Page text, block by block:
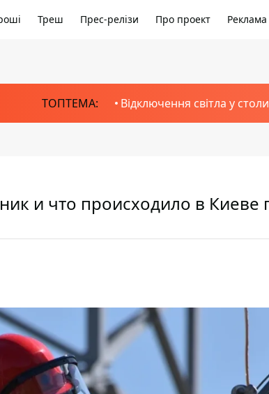
Треш Прес-релізи Про проект Реклама
ТОПТЕМА: Відключення світла у
и что происходило в Киеве